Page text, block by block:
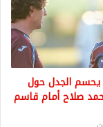
يحسم الجدل حول
صلاح أمام قاسم